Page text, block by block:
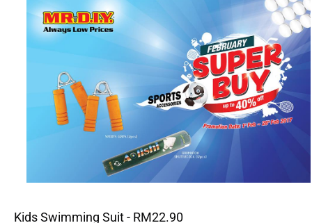
Kids Swimming Suit - RM22.90